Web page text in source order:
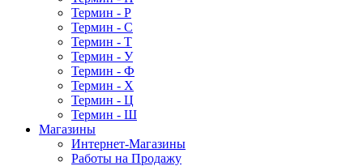
Термин - Р
Термин - С
Термин - Т
Термин - У
Термин - Ф
Термин - Х
Термин - Ц
Термин - Ш
Магазины
Интернет-Магазины
Работы на Продажу